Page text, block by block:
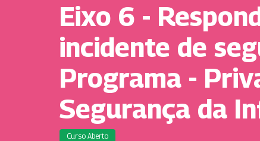
Eixo 6 -
incidente de
Programa -
Segurança da
Curso Aberto